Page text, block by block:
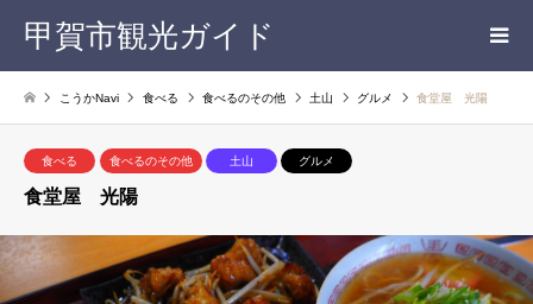
甲賀市観光ガイド
こうかNavi 食べる 食べるのその他 土山 グルメ 食堂屋 光陽
食べる 食べるのその他 土山 グルメ
食堂屋 光陽